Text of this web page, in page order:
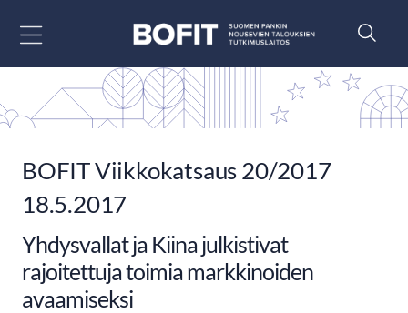
BOFIT Viikkokatsaus 20/2017
18.5.2017
Yhdysvallat ja Kiina julkistivat
rajoitettuja toimia markkinoiden
avaamiseksi